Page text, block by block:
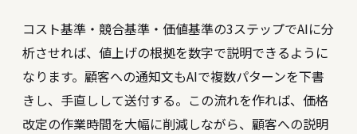
コスト基準・競合基準・価値基準の3ステップでAIに分
析させれば、値上げの根拠を数字で説明できるように
なります。顧客への通知文もAIで複数パターンを下書
きし、手直しして送付する。この流れを作れば、価格
改定の作業時間を大幅に削減しながら、顧客への説明